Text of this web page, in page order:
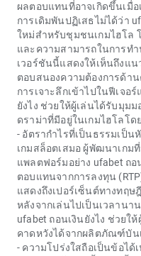
ผลตอบแทนที่อาจเกิดขึ้นเมื่อ
การเดิมพันปฏิเสธไม่ได้ว่า
ใหม่สำหรับชุมชนเกมไฮโล
และความสามารถในการท
เวอร์ชันนี้แสดงให้เห็นถึงแ
ตอบสนองความต้องการด้า
การเจาะลึกเข้าไปในฟีเจอร์
ยังไง ช่วยให้ผู้เล่นได้รับมุม
ดราม่าที่มีอยู่ในเกมไฮโลโด
- อัตรากำไรที่เป็นธรรมเป็น
เกมสล็อตเสมอ ผู้พัฒนาเกม
แพลตฟอร์มอย่าง ufabet ถอ
ตอบแทนจากการลงทุน
แสดงถึงเปอร์เซ็นต์ทางทฤษ
หลังจากเล่นไปเป็นเวลานา
ufabet ถอนเงินยังไง ช่วยใ
คาดหวังได้จากผลิตภัณฑ์บัน
- ความโปร่งใสถือเป็นข้อไ